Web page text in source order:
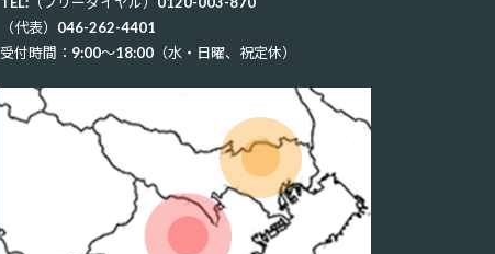
（代表）046-262-4401
受付時間：9:00〜18:00（水・日曜、祝定休）